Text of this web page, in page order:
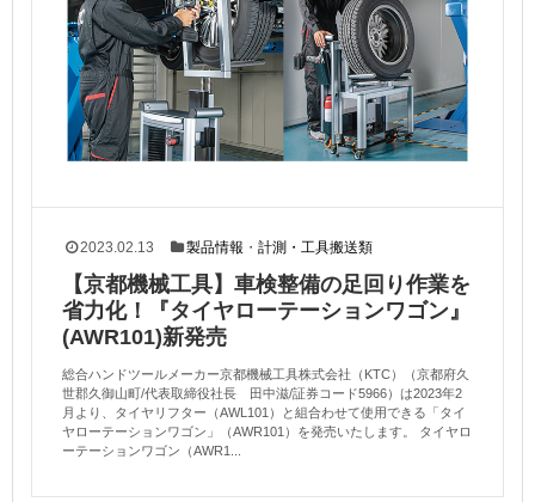
2023.02.13 製品情報 ・計測・工具搬送類
【京都機械工具】車検整備の足回り作業を
省力化！『タイヤローテーションワゴン』
(AWR101)新発売
総合ハンドツールメーカー京都機械工具株式会社（KTC）（京都府久
世郡久御山町/代表取締役社長 田中滋/証券コード5966）は2023年2
月より、タイヤリフター（AWL101）と組合わせて使用できる「タイ
ヤローテーションワゴン」（AWR101）を発売いたします。 タイヤロ
ーテーションワゴン（AWR1...